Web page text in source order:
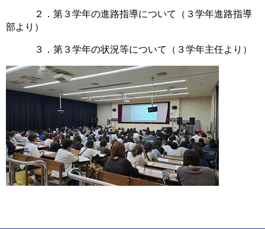
２．第３学年の進路指導について（３学年進路指導
部より）
３．第３学年の状況等について（３学年主任より）